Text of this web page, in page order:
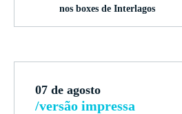
nos boxes de Interlagos
07 de agosto
/versão impressa